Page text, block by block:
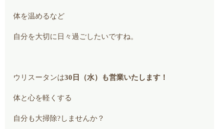
体を温めるなど
自分を大切に日々過ごしたいですね。
ウリスータンは30日（水）も営業いたします！
体と心を軽くする
自分も大掃除?しませんか？